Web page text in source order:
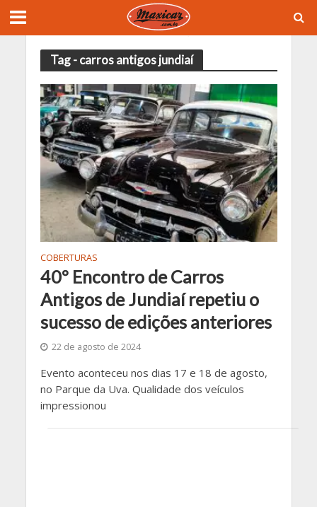
Tag - carros antigos jundiaí
COBERTURAS
40º Encontro de Carros
Antigos de Jundiaí repetiu o
sucesso de edições anteriores
22 de agosto de 2024
Evento aconteceu nos dias 17 e 18 de agosto,
no Parque da Uva. Qualidade dos veículos
impressionou